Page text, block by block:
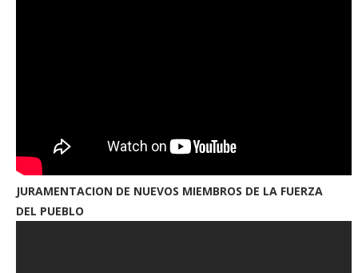
JURAMENTACION DE NUEVOS MIEMBROS DE LA FUERZA
DEL PUEBLO